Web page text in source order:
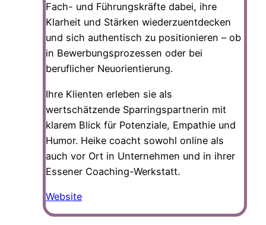
Fach- und Führungskräfte dabei, ihre
Klarheit und Stärken wiederzuentdecken
und sich authentisch zu positionieren – ob
in Bewerbungsprozessen oder bei
beruflicher Neuorientierung.
Ihre Klienten erleben sie als
wertschätzende Sparringspartnerin mit
klarem Blick für Potenziale, Empathie und
Humor. Heike coacht sowohl online als
auch vor Ort in Unternehmen und in ihrer
Essener Coaching-Werkstatt.
Website